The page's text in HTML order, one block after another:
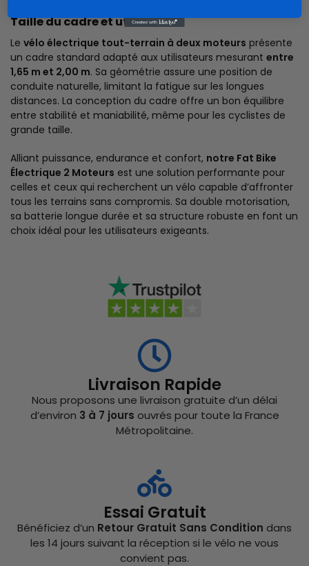
Taille du cadre et utilisateur
Le vélo électrique tout-terrain à deux moteurs présente
un cadre standard adapté aux utilisateurs mesurant entre
1,65 m et 2,00 m. Sa géométrie assure une position de
conduite naturelle, limitant la fatigue sur les longues
distances. La conception du cadre offre un bon équilibre
entre stabilité et maniabilité, même pour les cyclistes de
grande taille.
Alliant puissance, endurance et confort, notre Fat Bike
Électrique 2 Moteurs est une solution performante pour
celles et ceux qui recherchent un vélo capable d’affronter
tous les terrains sans compromis. Sa double motorisation,
sa batterie longue durée et sa structure robuste en font un
choix idéal pour les utilisateurs exigeants.
Livraison Rapide
Nous proposons une livraison gratuite d’un délai
d’environ 3 à 7 jours ouvrés pour toute la France
Métropolitaine.
Essai Gratuit
Bénéficiez d’un Retour Gratuit Sans Condition dans
les 14 jours suivant la réception si le vélo ne vous
convient pas.